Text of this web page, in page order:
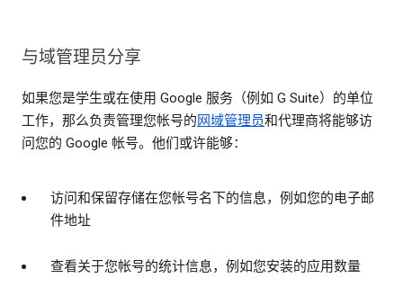
与域管理员分享
如果您是学生或在使用 Google 服务（例如 G Suite）的单位
工作，那么负责管理您帐号的网域管理员和代理商将能够访
问您的 Google 帐号。他们或许能够：
访问和保留存储在您帐号名下的信息，例如您的电子邮
件地址
查看关于您帐号的统计信息，例如您安装的应用数量